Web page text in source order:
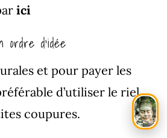
ici
d’idée
et pour payer les
d’utiliser le riel
coupures.